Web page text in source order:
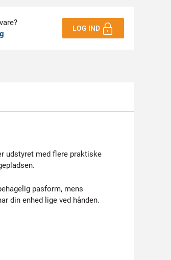
LOG IND
udstyret med flere praktiske
pasform, mens
din enhed lige ved hånden.